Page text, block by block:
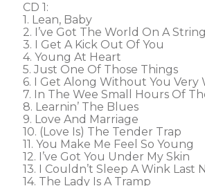
CD 1:
1. Lean, Baby
2. I’ve Got The World On A String
3. I Get A Kick Out Of You
4. Young At Heart
5. Just One Of Those Things
6. I Get Along Without You Very
7. In The Wee Small Hours Of
8. Learnin’ The Blues
9. Love And Marriage
10. (Love Is) The Tender Trap
11. You Make Me Feel So Young
12. I’ve Got You Under My Skin
13. I Couldn’t Sleep A Wink Last
14. The Lady Is A Tramp